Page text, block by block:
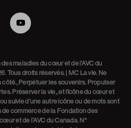
Youtube
maladies du cœur et de l’AVC du
Tous droits réservés. | MC La vie. Ne
côté., Perpétuer les souvenirs. Propulser
Préserver la vie., et l’icône du cœur et
suivie d’une autre icône ou de mots sont
de commerce de la Fondation des
et de l’AVC du Canada. N°